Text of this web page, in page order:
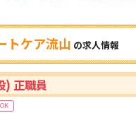
トケア流山 の求人情報
) 正職員